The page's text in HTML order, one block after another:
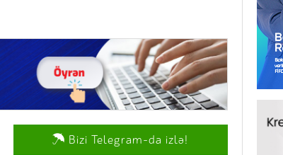
Bizi Telegram-da izlə!